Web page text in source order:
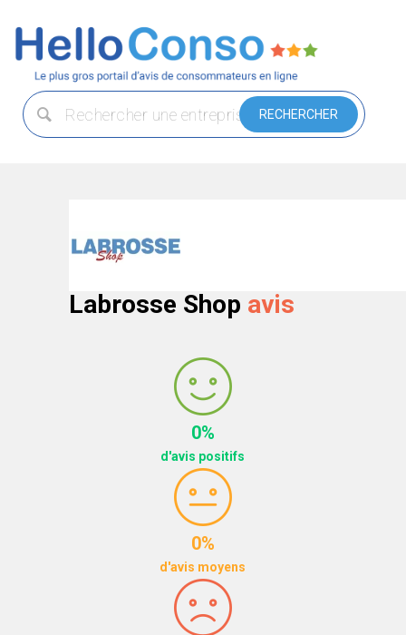
Labrosse Shop avis
0%
d'avis positifs
0%
d'avis moyens